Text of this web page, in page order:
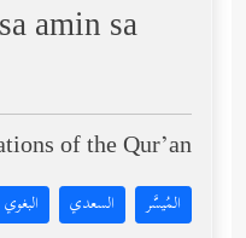
amin sa
of the Qur’an:
المُيسَّر السعدي البغوي